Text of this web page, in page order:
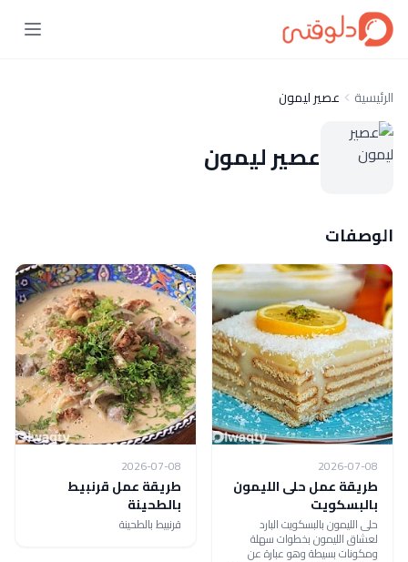
الرئيسية عصير ليمون
عصير ليمون
الوصفات
2026-07-08
طريقة عمل حلى الليمون
بالبسكويت
حلى الليمون بالبسكويت البارد
لعشاق الليمون بخطوات سهلة
ومكونات بسيطة وهو عبارة عن
2026-07-08
طريقة عمل قرنبيط
بالطحينة
قرنبيط بالطحينة